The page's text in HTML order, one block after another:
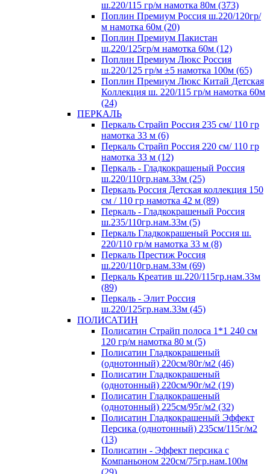
ш.220/115 гр/м намотка 80м (373)
Поплин Премиум Россия ш.220/120гр/
м намотка 60м (20)
Поплин Премиум Пакистан
ш.220/125гр/м намотка 60м (12)
Поплин Премиум Люкс Россия
ш.220/125 гр/м ±5 намотка 100м (65)
Поплин Премиум Люкс Китай Детская
Коллекция ш. 220/115 гр/м намотка 60м
(24)
ПЕРКАЛЬ
Перкаль Страйп Россия 235 см/ 110 гр
намотка 33 м (6)
Перкаль Страйп Россия 220 см/ 110 гр
намотка 33 м (12)
Перкаль - Гладкокрашеный Россия
ш.220/110гр.нам.33м (25)
Перкаль Россия Детская коллекция 150
см / 110 гр намотка 42 м (89)
Перкаль - Гладкокрашеный Россия
ш.235/110гр.нам.33м (5)
Перкаль Гладкокрашеный Россия ш.
220/110 гр/м намотка 33 м (8)
Перкаль Престиж Россия
ш.220/110гр.нам.33м (69)
Перкаль Креатив ш.220/115гр.нам.33м
(89)
Перкаль - Элит Россия
ш.220/125гр.нам.33м (45)
ПОЛИСАТИН
Полисатин Страйп полоса 1*1 240 см
120 гр/м намотка 80 м (5)
Полисатин Гладкокрашеный
(однотонный) 220см/80г/м2 (46)
Полисатин Гладкокрашеный
(однотонный) 220см/90г/м2 (19)
Полисатин Гладкокрашеный
(однотонный) 225см/95г/м2 (32)
Полисатин Гладкокрашеный Эффект
Персика (однотонный) 235см/115г/м2
(13)
Полисатин - Эффект персика с
Компаньоном 220см/75гр.нам.100м
(29)